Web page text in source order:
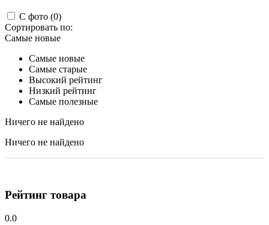
С фото (0)
Сортировать по:
Самые новые
Самые новые
Самые старые
Высокий рейтинг
Низкий рейтинг
Самые полезные
Ничего не найдено
Ничего не найдено
Рейтинг товара
0.0